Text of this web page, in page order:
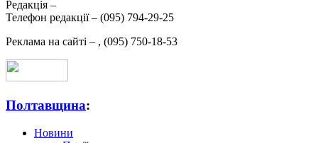
Редакція –
Телефон редакції – (095) 794-29-25
Реклама на сайті – , (095) 750-18-53
Полтавщина:
Новини